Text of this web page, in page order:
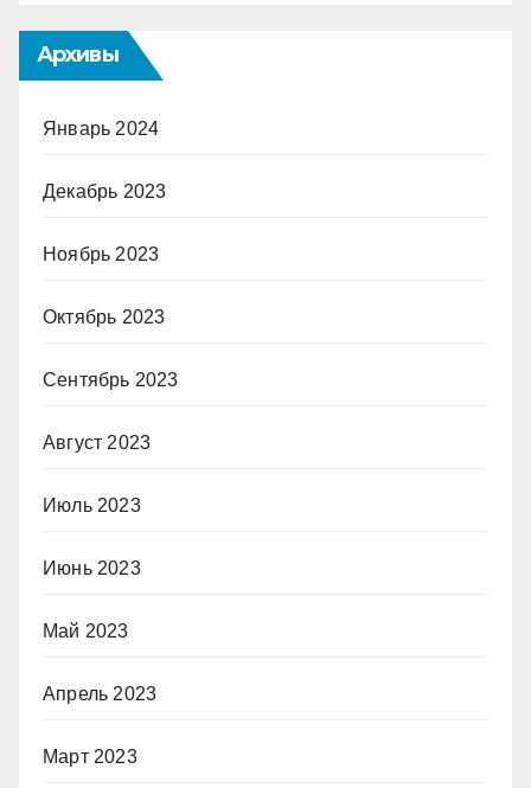
Архивы
Январь 2024
Декабрь 2023
Ноябрь 2023
Октябрь 2023
Сентябрь 2023
Август 2023
Июль 2023
Июнь 2023
Май 2023
Апрель 2023
Март 2023